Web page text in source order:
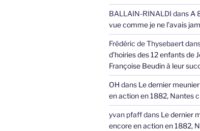
BALLAIN-RINALDI dans A
vue comme je ne l’avais
Frédéric de Thysebaert
d’hoiries des 12 enfants de
Françoise Beudin à leur
OH dans Le dernier
en action en 1882, Nantes
yvan pfaffdans Le dernier
encore en action en 1882,